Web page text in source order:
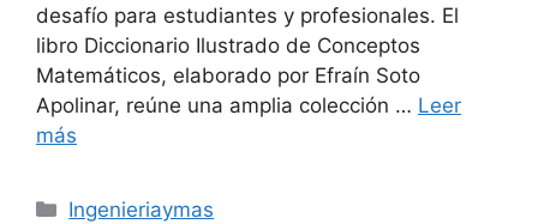
desafío para estudiantes y profesionales. El
libro Diccionario Ilustrado de Conceptos
Matemáticos, elaborado por Efraín Soto
Apolinar, reúne una amplia colección … Leer
más
Categorías
Ingenieriaymas